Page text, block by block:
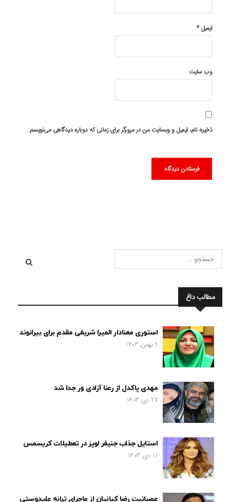
ایمیل*
وب‌ سایت
ذخیره نام، ایمیل و وبسایت من در مرورگر برای زمانی که دوباره دیدگاهی می‌نویسم.
مطالب داغ
استوری معنادار المیرا شریفی مقدم برای بیرانوند
9 بهمن, 1403
مهدی پاکدل از رعنا آزادی ور جدا شد
27 دی, 1403
استایل جذاب جنیفر لوپز در تعطیلات کریسمس
11 دی, 1403
عصبانیت رضا کیانیان از ماجرای ترانه علیدوستی